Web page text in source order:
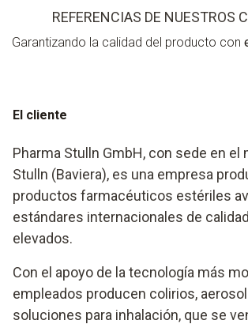
REFERENCIAS DE NUESTROS
Garantizando la calidad del producto con
El cliente
Pharma Stulln GmbH, con sede en el
Stulln (Baviera), es una empresa
productos farmacéuticos estériles
estándares internacionales de
elevados.
Con el apoyo de la tecnología más
empleados producen colirios,
soluciones para inhalación, que se